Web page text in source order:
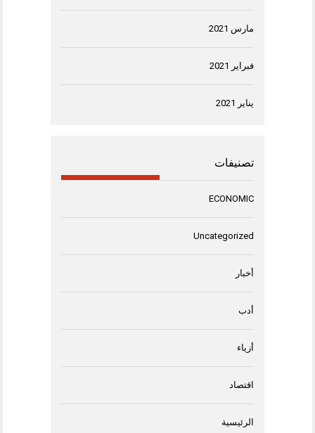
مارس 2021
فبراير 2021
يناير 2021
تصنيفات
ECONOMIC
Uncategorized
أخبار
أدب
أزياء
اقتصاد
الرئيسية